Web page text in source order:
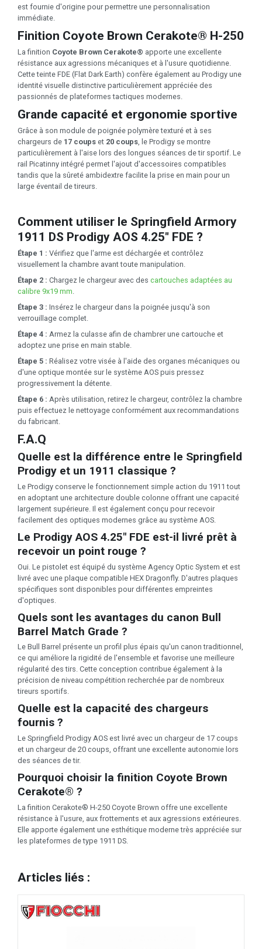
est fournie d'origine pour permettre une personnalisation
immédiate.
Finition Coyote Brown Cerakote® H-250
La finition Coyote Brown Cerakote® apporte une excellente
résistance aux agressions mécaniques et à l'usure quotidienne.
Cette teinte FDE (Flat Dark Earth) confère également au Prodigy une
identité visuelle distinctive particulièrement appréciée des
passionnés de plateformes tactiques modernes.
Grande capacité et ergonomie sportive
Grâce à son module de poignée polymère texturé et à ses
chargeurs de 17 coups et 20 coups , le Prodigy se montre
particulièrement à l'aise lors des longues séances de tir sportif. Le
rail Picatinny intégré permet l'ajout d'accessoires compatibles
tandis que la sûreté ambidextre facilite la prise en main pour un
large éventail de tireurs.
Comment utiliser le Springfield Armory
1911 DS Prodigy AOS 4.25" FDE ?
Étape 1 : Vérifiez que l'arme est déchargée et contrôlez
visuellement la chambre avant toute manipulation.
Étape 2 : Chargez le chargeur avec des cartouches adaptées au
calibre 9x19 mm.
Étape 3 : Insérez le chargeur dans la poignée jusqu'à son
verrouillage complet.
Étape 4 : Armez la culasse afin de chambrer une cartouche et
adoptez une prise en main stable.
Étape 5 : Réalisez votre visée à l'aide des organes mécaniques ou
d'une optique montée sur le système AOS puis pressez
progressivement la détente.
Étape 6 : Après utilisation, retirez le chargeur, contrôlez la chambre
puis effectuez le nettoyage conformément aux recommandations
du fabricant.
F.A.Q
Quelle est la différence entre le Springfield
Prodigy et un 1911 classique ?
Le Prodigy conserve le fonctionnement simple action du 1911 tout
en adoptant une architecture double colonne offrant une capacité
largement supérieure. Il est également conçu pour recevoir
facilement des optiques modernes grâce au système AOS.
Le Prodigy AOS 4.25" FDE est-il livré prêt à
recevoir un point rouge ?
Oui. Le pistolet est équipé du système Agency Optic System et est
livré avec une plaque compatible HEX Dragonfly. D'autres plaques
spécifiques sont disponibles pour différentes empreintes
d'optiques.
Quels sont les avantages du canon Bull
Barrel Match Grade ?
Le Bull Barrel présente un profil plus épais qu'un canon traditionnel,
ce qui améliore la rigidité de l'ensemble et favorise une meilleure
régularité des tirs. Cette conception contribue également à la
précision de niveau compétition recherchée par de nombreux
tireurs sportifs.
Quelle est la capacité des chargeurs
fournis ?
Le Springfield Prodigy AOS est livré avec un chargeur de 17 coups
et un chargeur de 20 coups, offrant une excellente autonomie lors
des séances de tir.
Pourquoi choisir la finition Coyote Brown
Cerakote® ?
La finition Cerakote® H-250 Coyote Brown offre une excellente
résistance à l'usure, aux frottements et aux agressions extérieures.
Elle apporte également une esthétique moderne très appréciée sur
les plateformes de type 1911 DS.
Articles liés :